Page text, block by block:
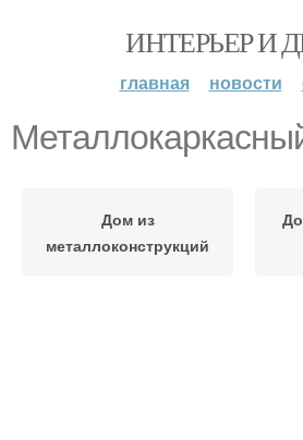
ИНТЕРЬЕР И
главная новости
Дом из
металлоконструкций